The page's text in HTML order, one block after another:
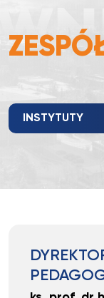
INSTYTUTY